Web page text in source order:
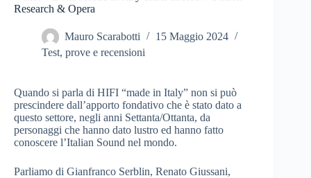
Research & Opera
Mauro Scarabotti
15 Maggio 2024
Test, prove e recensioni
Quando si parla di HIFI “made in Italy” non si può
prescindere dall’apporto fondativo che è stato dato a
questo settore, negli anni Settanta/Ottanta, da
personaggi che hanno dato lustro ed hanno fatto
conoscere l’Italian Sound nel mondo.
Parliamo di Gianfranco Serblin, Renato Giussani,